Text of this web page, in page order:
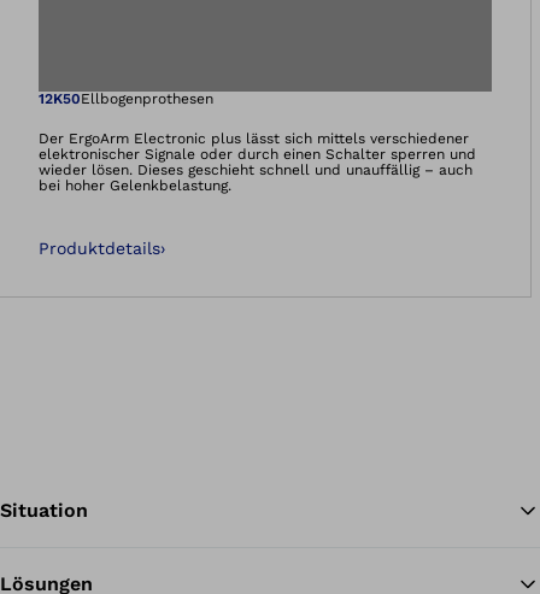
Öffnet das Bild
12K50Ellbogenprothesen
Der ErgoArm Electronic plus lässt sich mittels verschiedener
elektronischer Signale oder durch einen Schalter sperren und
wieder lösen. Dieses geschieht schnell und unauffällig – auch
bei hoher Gelenkbelastung.
Produktdetails›
Situation
Lösungen